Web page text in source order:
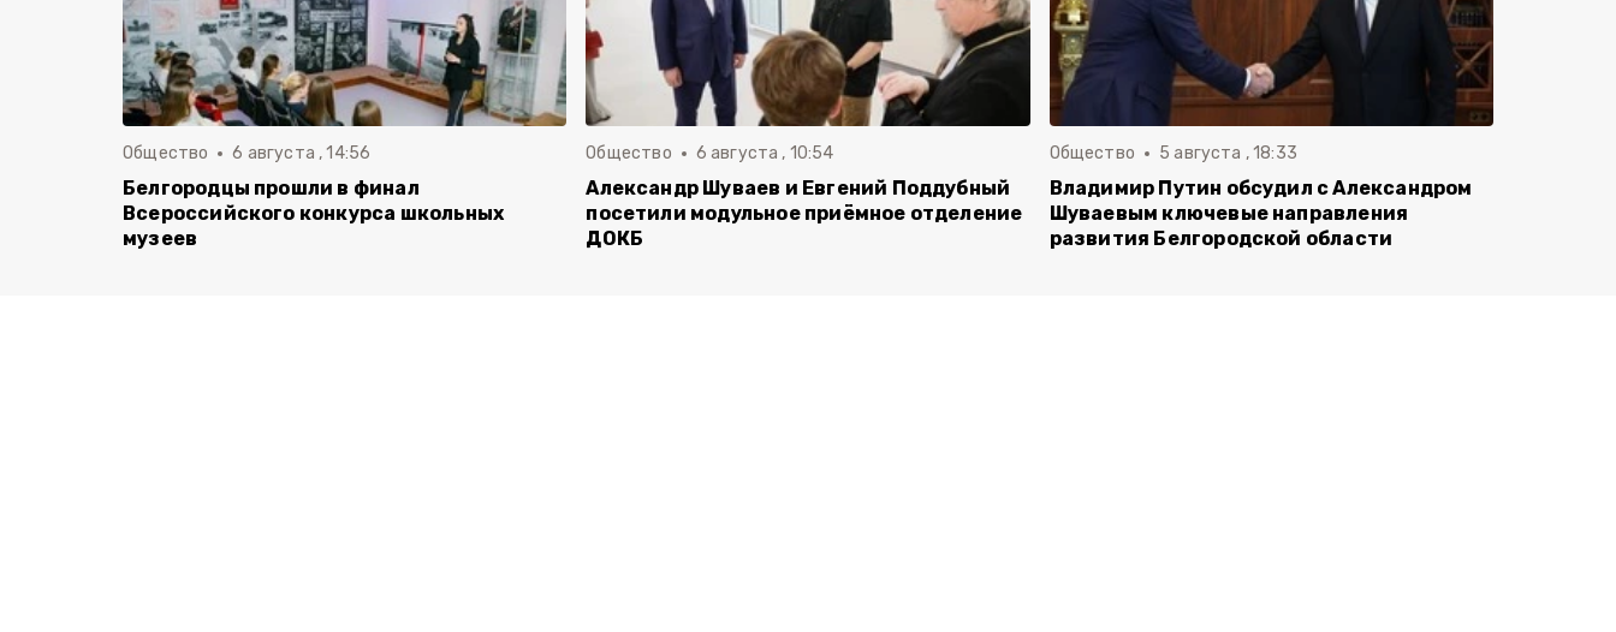
Общество 6 августа , 14:56
Белгородцы прошли в финал
Всероссийского конкурса школьных
музеев
Общество 6 августа , 10:54
Александр Шуваев и Евгений Поддубный
посетили модульное приёмное отделение
ДОКБ
Общество 5 августа , 18:33
Владимир Путин обсудил с Александром
Шуваевым ключевые направления
развития Белгородской области